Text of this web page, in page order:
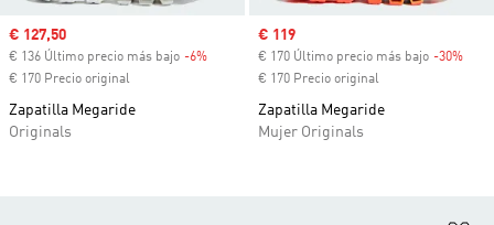
Precio de venta
€ 127,50
€ 136 Último precio más bajo -6% Descuento
€ 170 Precio original
Zapatilla Megaride
Originals
Precio de venta
€ 119
€ 170 Último precio más bajo -30%
€ 170 Precio original
Zapatilla Megaride
Mujer Originals